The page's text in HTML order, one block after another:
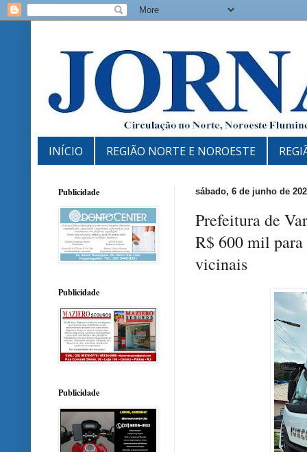
INÍCIO REGIÃO NORTE E NOROESTE
sábado, 6 de junho de
Prefeitura de
R$ 600 mil para
vicinais
Publicidade
Publicidade
Publicidade